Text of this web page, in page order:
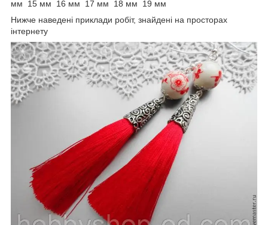
мм 15 мм 16 мм 17 мм 18 мм 19 мм
Нижче наведені приклади робіт, знайдені на просторах
інтернету